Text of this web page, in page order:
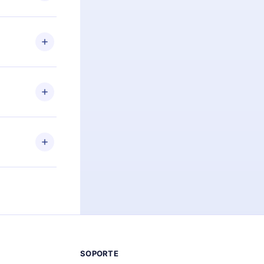
Por
el
de
más de
leer o
iOS,
momento
SOPORTE